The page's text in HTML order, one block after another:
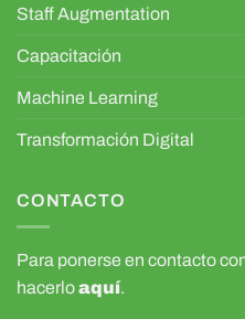
Staff Augmentation
Capacitación
Machine Learning
Transformación Digital
CONTACTO
Para ponerse en contacto
hacerloaquí.